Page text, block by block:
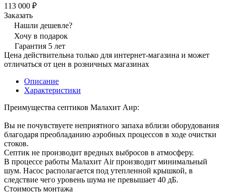
113 000 ₽
Заказать
Нашли дешевле?
Хочу в подарок
Гарантия 5 лет
Цена действительна только для интернет-магазина и может
отличаться от цен в розничных магазинах
Описание
Характеристики
Преимущества септиков Малахит Аир:
Вы не почувствуете неприятного запаха вблизи оборудования
благодаря преобладанию аэробных процессов в ходе очистки
стоков.
Септик не производит вредных выбросов в атмосферу.
В процессе работы Малахит Air производит минимальный
шум. Насос располагается под утепленной крышкой, в
следствие чего уровень шума не превышает 40 дБ.
Стоимость монтажа